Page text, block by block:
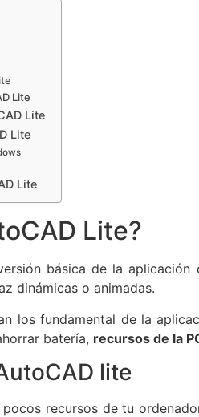
Lite
Lite
Lite
Lite
Lite?
básica de la aplicación
dinámicas o animadas.
los fundamental de la
batería, recursos de la
lite
pocos recursos de tu